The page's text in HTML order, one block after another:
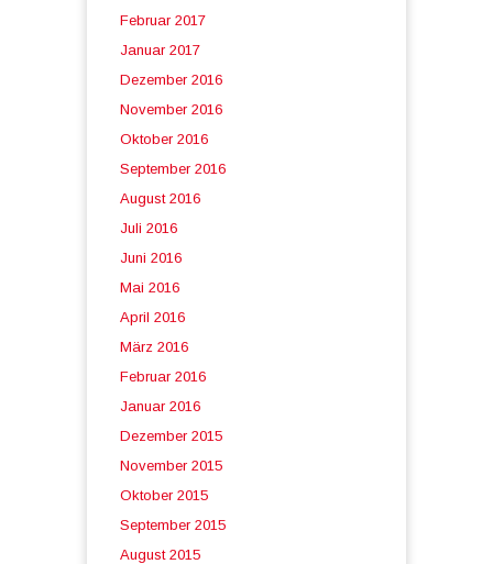
Februar 2017
Januar 2017
Dezember 2016
November 2016
Oktober 2016
September 2016
August 2016
Juli 2016
Juni 2016
Mai 2016
April 2016
März 2016
Februar 2016
Januar 2016
Dezember 2015
November 2015
Oktober 2015
September 2015
August 2015